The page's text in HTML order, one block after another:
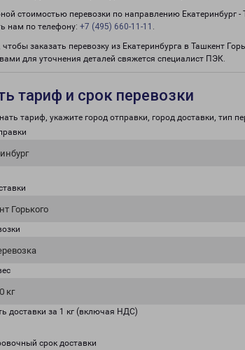
стоимостью перевозки по направлению Екатеринбург
нам по телефону: +7 (495) 660-11-11 .
чтобы заказать перевозку из Екатеринбурга в Ташкент
для уточнения деталей свяжется специалист ПЭК.
тариф и срок перевозки
тариф, укажите город отправки, город доставки, тип
Горького
кг
доставки за 1 кг (включая НДС)
срок доставки